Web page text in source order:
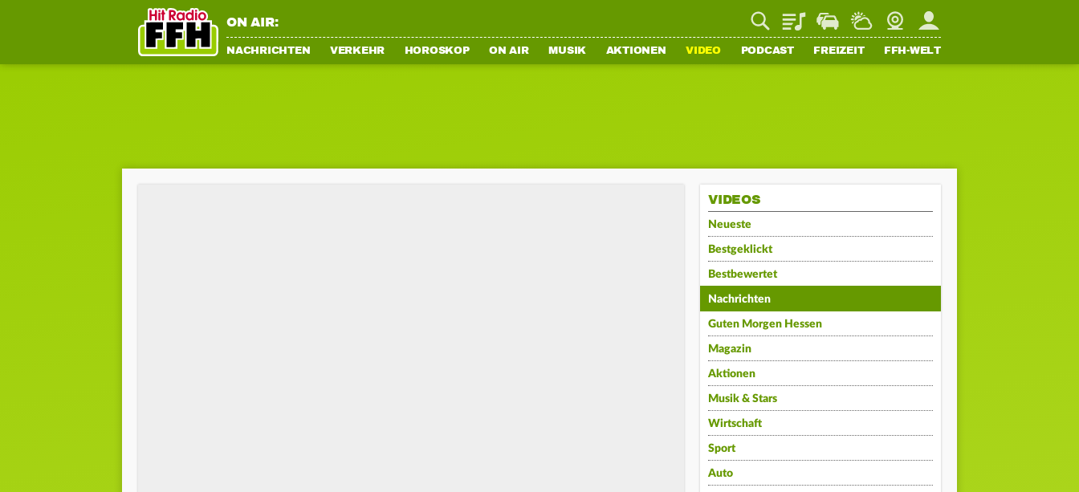
ON AIR: PlaylistStaupilotWetterWebcamMein FFH
NACHRICHTEN VERKEHR HOROSKOP ON AIR MUSIK AKTIONEN VIDEO PODCAST FREIZEIT FFH-WELT
VIDEOS
Neueste
Bestgeklickt
Bestbewertet
Nachrichten
Guten Morgen Hessen
Magazin
Aktionen
Musik & Stars
Wirtschaft
Sport
Auto